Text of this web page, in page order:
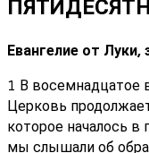
Евангелие от
1 В восемнадцатое
Церковь
которое началось
мы слышали об